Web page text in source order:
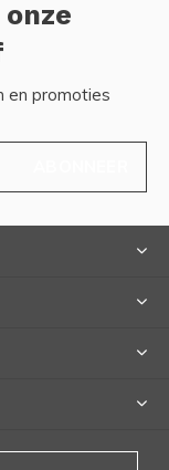
en promoties